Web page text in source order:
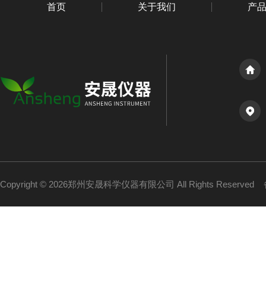
首页 关于我们 产
Copyright © 2026郑州安晟科学仪器有限公司 All Rights Reserved